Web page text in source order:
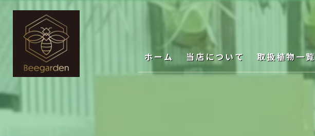
ホーム 当店について 取扱植物一覧